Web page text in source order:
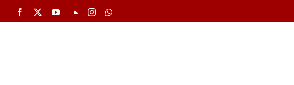
to
Facebook YouTubeSoundCloud
InstagramWhatsApp